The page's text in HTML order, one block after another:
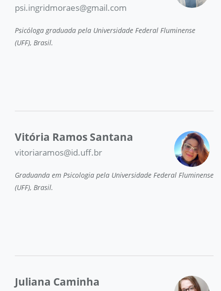
psi.ingridmoraes@gmail.com
Psicóloga graduada pela Universidade Federal Fluminense
(UFF), Brasil.
Vitória Ramos Santana
vitoriaramos@id.uff.br
Graduanda em Psicologia pela Universidade Federal Fluminense
(UFF), Brasil.
Juliana Caminha